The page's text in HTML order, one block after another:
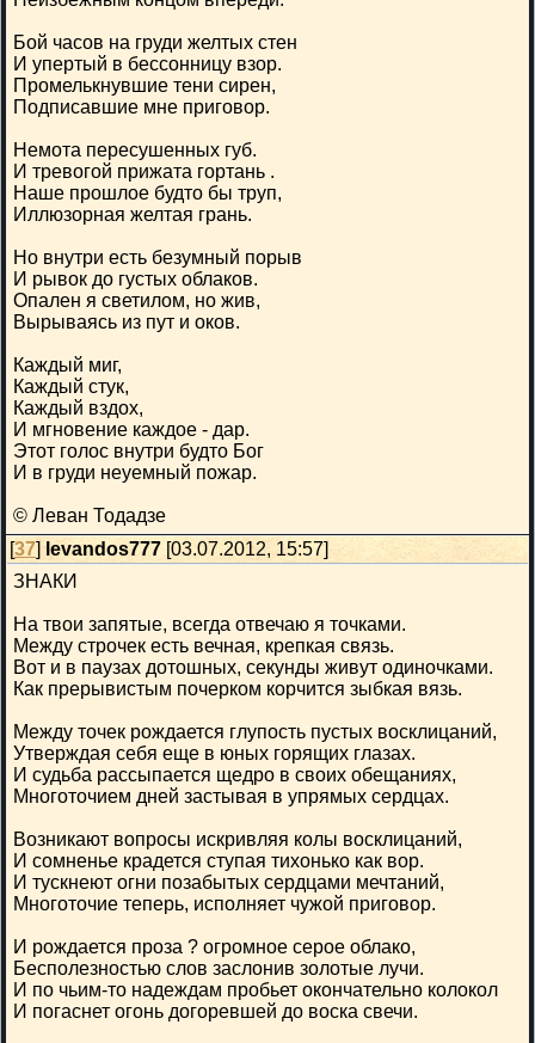
Бой часов на груди желтых стен
И упертый в бессонницу взор.
Промелькнувшие тени сирен,
Подписавшие мне приговор.
Немота пересушенных губ.
И тревогой прижата гортань .
Наше прошлое будто бы труп,
Иллюзорная желтая грань.
Но внутри есть безумный порыв
И рывок до густых облаков.
Опален я светилом, но жив,
Вырываясь из пут и оков.
Каждый миг,
Каждый стук,
Каждый вздох,
И мгновение каждое - дар.
Этот голос внутри будто Бог
И в груди неуемный пожар.
© Леван Тодадзе
[37] levandos777 [03.07.2012, 15:57]
ЗНАКИ
На твои запятые, всегда отвечаю я точками.
Между строчек есть вечная, крепкая связь.
Вот и в паузах дотошных, секунды живут одиночками.
Как прерывистым почерком корчится зыбкая вязь.
Между точек рождается глупость пустых восклицаний,
Утверждая себя еще в юных горящих глазах.
И судьба рассыпается щедро в своих обещаниях,
Многоточием дней застывая в упрямых сердцах.
Возникают вопросы искривляя колы восклицаний,
И сомненье крадется ступая тихонько как вор.
И тускнеют огни позабытых сердцами мечтаний,
Многоточие теперь, исполняет чужой приговор.
И рождается проза ? огромное серое облако,
Бесполезностью слов заслонив золотые лучи.
И по чьим-то надеждам пробьет окончательно колокол
И погаснет огонь догоревшей до воска свечи.